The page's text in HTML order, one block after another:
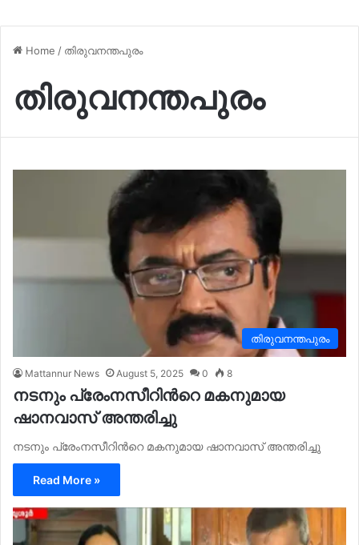
Home / തിരുവനന്തപുരം
തിരുവനന്തപുരം
തിരുവനന്തപുരം
Mattannur News August 5, 2025 0 8
നടനും പ്രേംനസീറിന്‍റെ മകനുമായ
ഷാനവാസ് അന്തരിച്ചു
നടനും പ്രേംനസീറിന്‍റെ മകനുമായ ഷാനവാസ് അന്തരിച്ചു
Read More »